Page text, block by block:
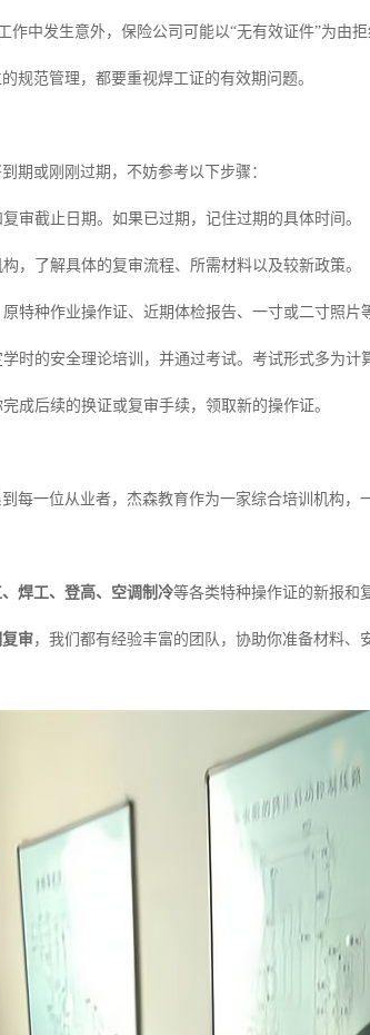
作中发生意外，保险公司可能以“无有效证件”为由
规范管理，都要重视焊工证的有效期问题。
期或刚刚过期，不妨参考以下步骤：
审截止日期。如果已过期，记住过期的具体时间。
，了解具体的复审流程、所需材料以及较新政策。
特种作业操作证、近期体检报告、一寸或二寸照片
时的安全理论培训，并通过考试。考试形式多为计
成后续的换证或复审手续，领取新的操作证。
每一位从业者，杰森教育作为一家综合培训机构
、焊工、登高、空调制冷等各类特种操作证的新报和
审，我们都有经验丰富的团队，协助你准备材料、